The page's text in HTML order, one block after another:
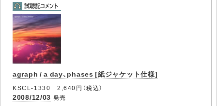
agraph / a day、phases [紙ジャケット仕様]
KSCL-1330 2,640円（税込）
2008/12/03 発売